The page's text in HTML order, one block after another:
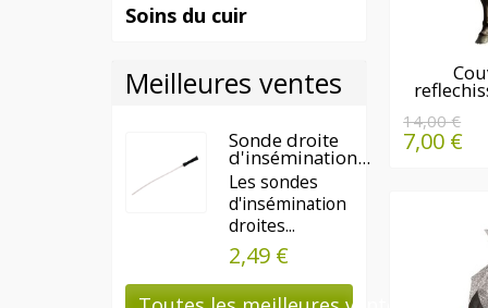
Soins du cuir
Meilleures ventes
Sonde droite
d'insémination...
Les sondes
d'insémination
droites...
2,49 €
14,00 €
7,00 €